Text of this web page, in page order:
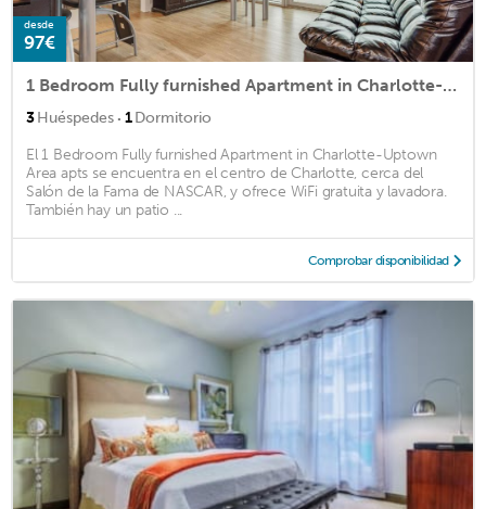
desde
97€
1 Bedroom Fully furnished Apartment in Charlotte-Uptown Area apts
3Huéspedes · 1Dormitorio
El 1 Bedroom Fully furnished Apartment in Charlotte-Uptown
Area apts se encuentra en el centro de Charlotte, cerca del
Salón de la Fama de NASCAR, y ofrece WiFi gratuita y lavadora.
También hay un patio ...
Comprobar disponibilidad